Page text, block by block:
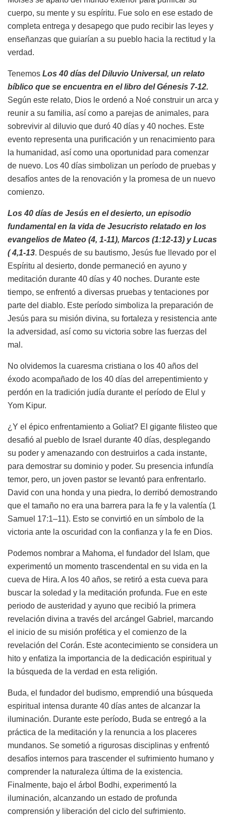
cuerpo, su mente y su espíritu. Fue solo en ese estado de
completa entrega y desapego que pudo recibir las leyes y
enseñanzas que guiarían a su pueblo hacia la rectitud y la
verdad.
Tenemos Los 40 días del Diluvio Universal, un relato
bíblico que se encuentra en el libro del Génesis 7-12.
Según este relato, Dios le ordenó a Noé construir un arca y
reunir a su familia, así como a parejas de animales, para
sobrevivir al diluvio que duró 40 días y 40 noches. Este
evento representa una purificación y un renacimiento para
la humanidad, así como una oportunidad para comenzar
de nuevo. Los 40 días simbolizan un período de pruebas y
desafíos antes de la renovación y la promesa de un nuevo
comienzo.
Los 40 días de Jesús en el desierto, un episodio
fundamental en la vida de Jesucristo relatado en los
evangelios de Mateo (4, 1-11), Marcos (1:12-13) y Lucas
( 4,1-13. Después de su bautismo, Jesús fue llevado por el
Espíritu al desierto, donde permaneció en ayuno y
meditación durante 40 días y 40 noches. Durante este
tiempo, se enfrentó a diversas pruebas y tentaciones por
parte del diablo. Este período simboliza la preparación de
Jesús para su misión divina, su fortaleza y resistencia ante
la adversidad, así como su victoria sobre las fuerzas del
mal.
No olvidemos la cuaresma cristiana o los 40 años del
éxodo acompañado de los 40 días del arrepentimiento y
perdón en la tradición judía durante el período de Elul y
Yom Kipur.
¿Y el épico enfrentamiento a Goliat? El gigante filisteo que
desafió al pueblo de Israel durante 40 días, desplegando
su poder y amenazando con destruirlos a cada instante,
para demostrar su dominio y poder. Su presencia infundía
temor, pero, un joven pastor se levantó para enfrentarlo.
David con una honda y una piedra, lo derribó demostrando
que el tamaño no era una barrera para la fe y la valentía (1
Samuel 17:1–11). Esto se convirtió en un símbolo de la
victoria ante la oscuridad con la confianza y la fe en Dios.
Podemos nombrar a Mahoma, el fundador del Islam, que
experimentó un momento trascendental en su vida en la
cueva de Hira. A los 40 años, se retiró a esta cueva para
buscar la soledad y la meditación profunda. Fue en este
periodo de austeridad y ayuno que recibió la primera
revelación divina a través del arcángel Gabriel, marcando
el inicio de su misión profética y el comienzo de la
revelación del Corán. Este acontecimiento se considera un
hito y enfatiza la importancia de la dedicación espiritual y
la búsqueda de la verdad en esta religión.
Buda, el fundador del budismo, emprendió una búsqueda
espiritual intensa durante 40 días antes de alcanzar la
iluminación. Durante este período, Buda se entregó a la
práctica de la meditación y la renuncia a los placeres
mundanos. Se sometió a rigurosas disciplinas y enfrentó
desafíos internos para trascender el sufrimiento humano y
comprender la naturaleza última de la existencia.
Finalmente, bajo el árbol Bodhi, experimentó la
iluminación, alcanzando un estado de profunda
comprensión y liberación del ciclo del sufrimiento.